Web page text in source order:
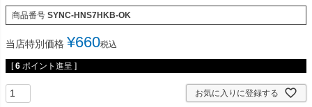
商品番号 SYNC-HNS7HKB-OK
当店特別価格 ¥660税込
[ 6 ポイント進呈 ]
お気に入りに登録する